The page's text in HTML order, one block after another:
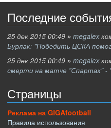
Последние
25 дек 2015 00:49 » megalex
Бурлак: "Победить ЦСКА
25 дек 2015 00:49 » megalex
смерти на матче "Спартак" -
Страницы
Реклама на GIGAfootball
Правила использования